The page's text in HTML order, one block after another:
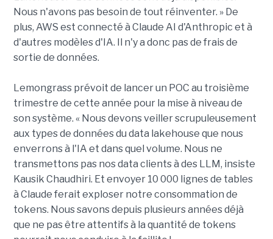
Nous n'avons pas besoin de tout réinventer. » De
plus, AWS est connecté à Claude AI d'Anthropic et à
d'autres modèles d'IA. Il n'y a donc pas de frais de
sortie de données.
Lemongrass prévoit de lancer un POC au troisième
trimestre de cette année pour la mise à niveau de
son système. « Nous devons veiller scrupuleusement
aux types de données du data lakehouse que nous
enverrons à l'IA et dans quel volume. Nous ne
transmettons pas nos data clients à des LLM, insiste
Kausik Chaudhiri. Et envoyer 10 000 lignes de tables
à Claude ferait exploser notre consommation de
tokens. Nous savons depuis plusieurs années déjà
que ne pas être attentifs à la quantité de tokens